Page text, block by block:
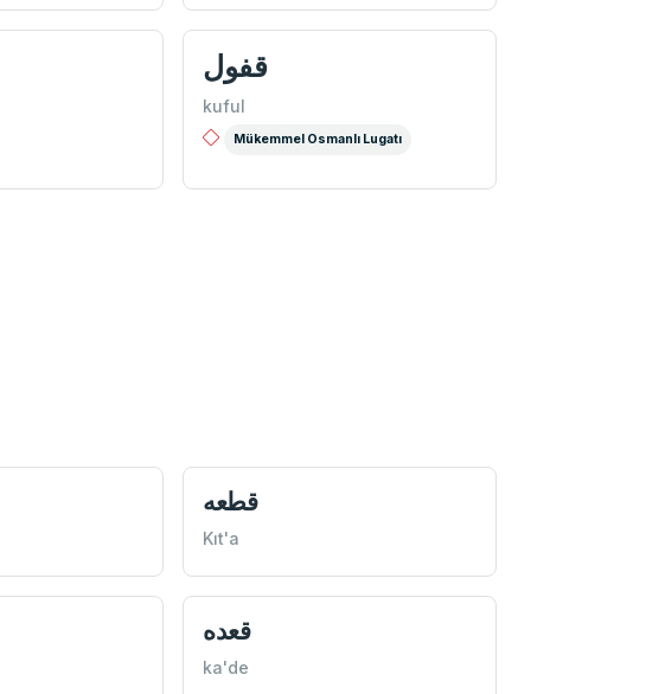
قفول
kuful
Mükemmel Osmanlı Lugatı
قطعه
Kıt'a
قعده
ka'de